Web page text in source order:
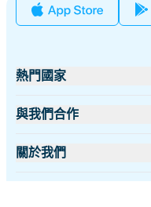
熱門國家
美國
與我們合作
批發平台
關於我們
關於 iRoamly